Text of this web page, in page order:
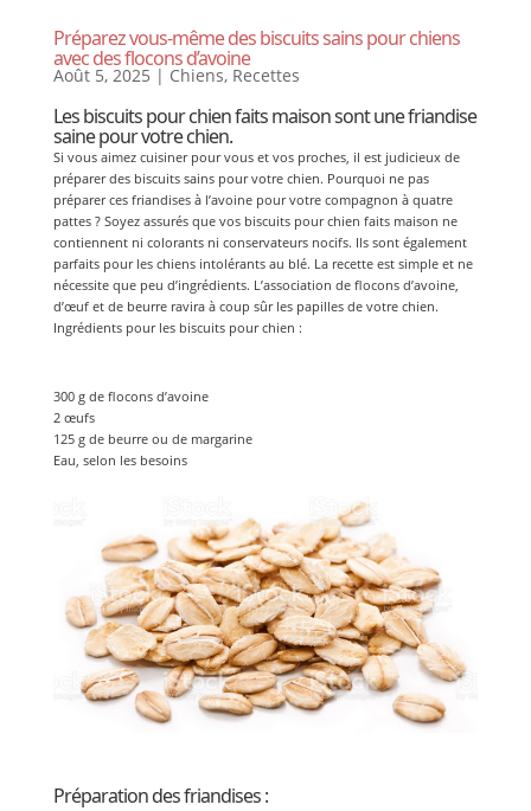
Préparez vous-même des biscuits sains pour chiens
avec des flocons d’avoine
Août 5, 2025 | Chiens, Recettes
Les biscuits pour chien faits maison sont une friandise
saine pour votre chien.
Si vous aimez cuisiner pour vous et vos proches, il est judicieux de
préparer des biscuits sains pour votre chien. Pourquoi ne pas
préparer ces friandises à l’avoine pour votre compagnon à quatre
pattes ? Soyez assurés que vos biscuits pour chien faits maison ne
contiennent ni colorants ni conservateurs nocifs. Ils sont également
parfaits pour les chiens intolérants au blé. La recette est simple et ne
nécessite que peu d’ingrédients. L’association de flocons d’avoine,
d’œuf et de beurre ravira à coup sûr les papilles de votre chien.
Ingrédients pour les biscuits pour chien :
300 g de flocons d’avoine
2 œufs
125 g de beurre ou de margarine
Eau, selon les besoins
Préparation des friandises :